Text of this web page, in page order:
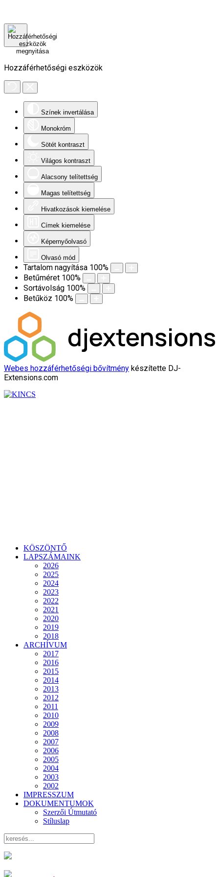
Hozzáférhetőségi eszközök
Színek invertálása
Monokróm
Sötét kontraszt
Világos kontraszt
Alacsony telítettség
Magas telítettség
Hivatkozások kiemelése
Címek kiemelése
Képernyőolvasó
Olvasó mód
Tartalom nagyítása 100%
Betűméret 100%
Sortávolság 100%
Betűköz 100%
Webes hozzáférhetőségi bővítmény készítette DJ-
Extensions.com
KÖSZÖNTŐ
LAPSZÁMAINK
2026
2025
2024
2023
2022
2021
2020
2019
2018
ARCHÍVUM
2017
2016
2015
2014
2013
2012
2011
2010
2009
2008
2007
2006
2005
2004
2003
2002
IMPRESSZUM
DOKUMENTUMOK
Szerzői Útmutató
Stíluslap